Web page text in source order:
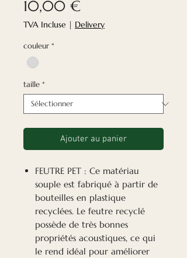
10,00 €Prix
TVA Incluse | Delivery
couleur *
taille *
Ajouter au panier
FEUTRE PET : Ce matériau
souple est fabriqué à partir de
bouteilles en plastique
recyclées. Le feutre recyclé
possède de très bonnes
propriétés acoustiques, ce qui
le rend idéal pour améliorer